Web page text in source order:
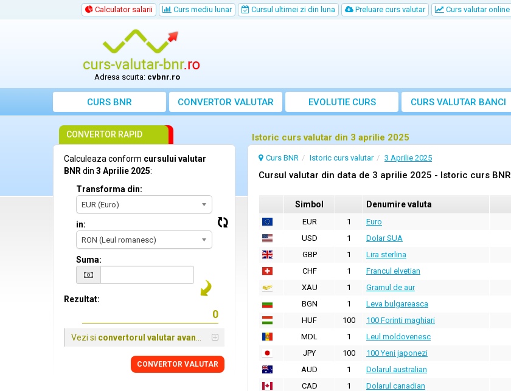
Calculator salarii Curs mediu lunar Cursul ultimei zi din luna Preluare curs valutar Curs valutar online
Adresa scurta: cvbnr.ro
CURS BNR CONVERTOR VALUTAR EVOLUTIE CURS CURS VALUTAR BANCI
Istoric curs valutar din 3 aprilie 2025
Curs BNR Istoric curs valutar 3 Aprilie 2025
Cursul valutar din data de 3 aprilie 2025 - Istoric curs BNR
Simbol Denumire valuta
EUR 1 Euro
USD
1 Dolar SUA
GBP
1 Lira sterlina
CHF
1 Francul elvetian
XAU
1 Gramul de aur
BGN
1 Leva bulgareasca
HUF
100 100 Forinti maghiari
MDL
1 Leul moldovenesc
JPY
100 100 Yeni japonezi
AUD
1 Dolarul australian
CAD
1 Dolarul canadian
CONVERTOR RAPID
Calculeaza conform cursului valutar
BNR din 3 Aprilie 2025:
Transforma din:
EUR (Euro)
in:
RON (Leul romanesc)
Suma:
Rezultat:
Vezi si convertorul valutar avansat
CONVERTOR VALUTAR